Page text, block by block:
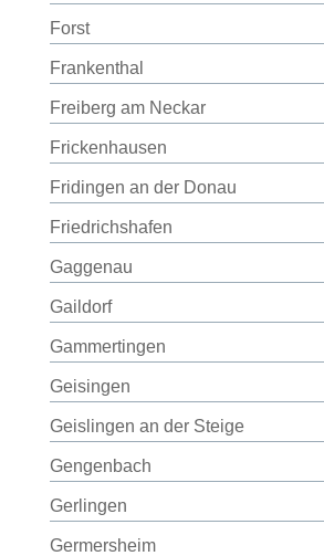
Forst
Frankenthal
Freiberg am Neckar
Frickenhausen
Fridingen an der Donau
Friedrichshafen
Gaggenau
Gaildorf
Gammertingen
Geisingen
Geislingen an der Steige
Gengenbach
Gerlingen
Germersheim